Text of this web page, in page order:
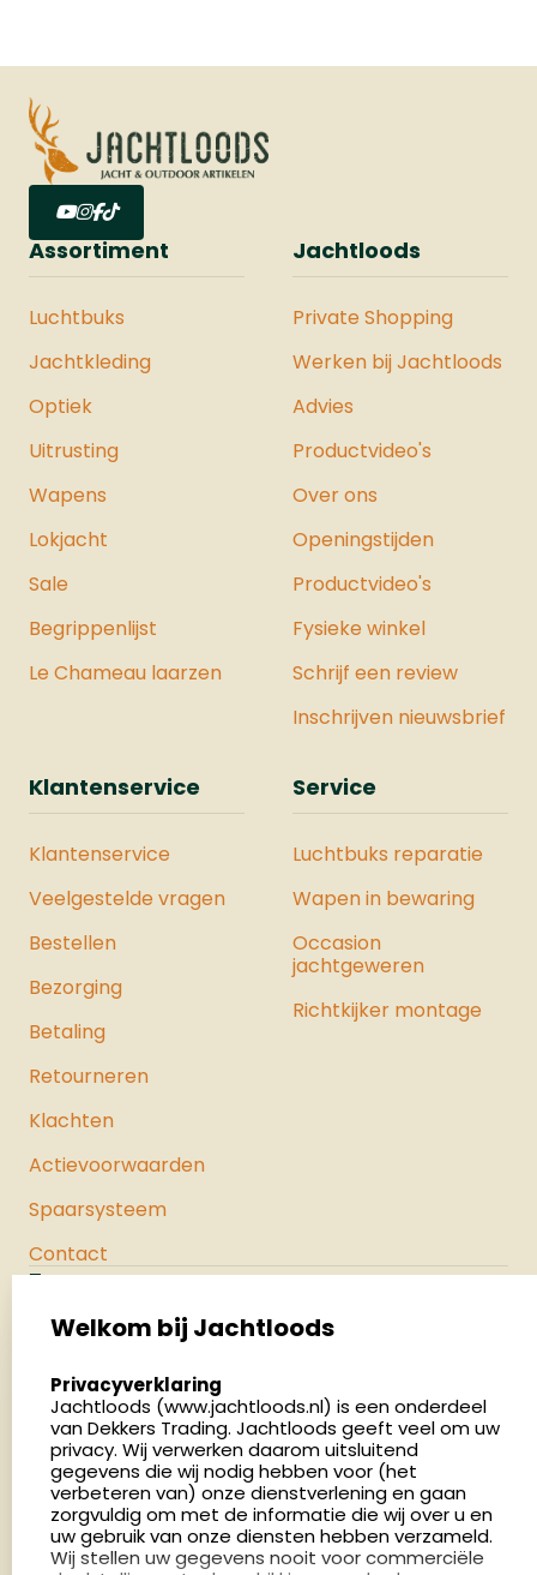
Assortiment
Luchtbuks
Jachtkleding
Optiek
Uitrusting
Wapens
Lokjacht
Sale
Begrippenlijst
Le Chameau laarzen
Jachtloods
Private Shopping
Werken bij Jachtloods
Advies
Productvideo's
Over ons
Openingstijden
Productvideo's
Fysieke winkel
Schrijf een review
Inschrijven nieuwsbrief
Klantenservice
Klantenservice
Veelgestelde vragen
Bestellen
Bezorging
Betaling
Retourneren
Klachten
Actievoorwaarden
Spaarsysteem
Contact
Service
Luchtbuks reparatie
Wapen in bewaring
Occasion
jachtgeweren
Richtkijker montage
Palenrij 1
Nederland
4.8
2879 beoordelingen
Openingstijden
Dinsdag en donderdag: 13:00 - 17:00 én 18:00 - 21:00
uur
Welkom bij Jachtloods
select language
Privacyverklaring
Jachtloods (www.jachtloods.nl) is een onderdeel
van Dekkers Trading. Jachtloods geeft veel om uw
privacy. Wij verwerken daarom uitsluitend
gegevens die wij nodig hebben voor (het
verbeteren van) onze dienstverlening en gaan
zorgvuldig om met de informatie die wij over u en
uw gebruik van onze diensten hebben verzameld.
Wij stellen uw gegevens nooit voor commerciële